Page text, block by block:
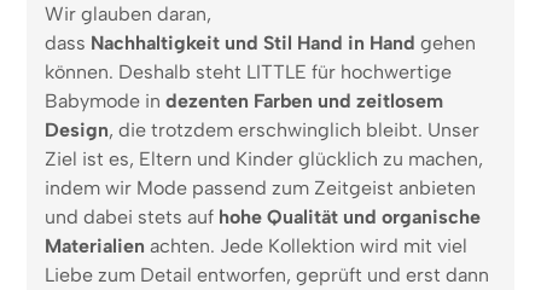
Wir glauben daran,
dass Nachhaltigkeit und Stil Hand in Hand gehen
können. Deshalb steht LITTLE für hochwertige
Babymode in dezenten Farben und zeitlosem
Design, die trotzdem erschwinglich bleibt. Unser
Ziel ist es, Eltern und Kinder glücklich zu machen,
indem wir Mode passend zum Zeitgeist anbieten
und dabei stets auf hohe Qualität und organische
Materialien achten. Jede Kollektion wird mit viel
Liebe zum Detail entworfen, geprüft und erst dann